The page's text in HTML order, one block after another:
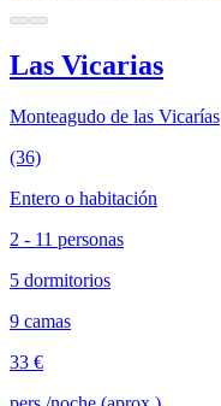
Las Vicarias
Monteagudo de las Vicarías
(36)
Entero o habitación
2 - 11 personas
5 dormitorios
9 camas
33 €